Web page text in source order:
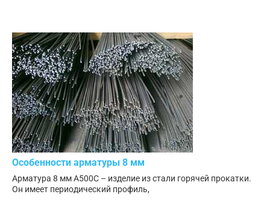
Особенности арматуры 8 мм
Арматура 8 мм А500С – изделие из стали горячей прокатки.
Он имеет периодический профиль,